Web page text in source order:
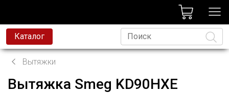
Каталог
Вытяжки
Вытяжка Smeg KD90HXE